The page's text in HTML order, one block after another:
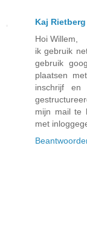
Kaj Rietberg
Hoi Willem,
ik gebruik
gebruik
plaatsen
inschrijf
mijn mail te
met